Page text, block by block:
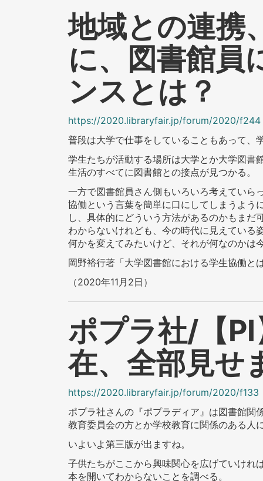
地域との連携
に、図書館員
ンスとは？
https://2020.libraryfair.jp/forum/2020/f244
普段は大学で仕事をしていることもあって、
学生たちが活動する場所は大学とか大学図書
生活のすべてに図書館との接点が見つかる。
一方で図書館員さん側もいろいろ考えていら
協働という言葉を簡単に口にしてしまうよう
し、具体的にどういう方法があるのかもまだ
わからないけれども、今の時代に見えている
何かを変えてみたいけど、それが何なのかは
岡野裕行著「大学図書館における学生協働と
（2020年11月2日）
ポプラ社/【
在、全部見せ
https://2020.libraryfair.jp/forum/2020/f133
ポプラ社さんの『ポプラディア』は図書館関
教育委員会の方とか学校教育に関係のある人
いよいよ第三版が出ますね。
子供たちがここから興味関心を広げていけれ
本を開いてわからないことを調べる。